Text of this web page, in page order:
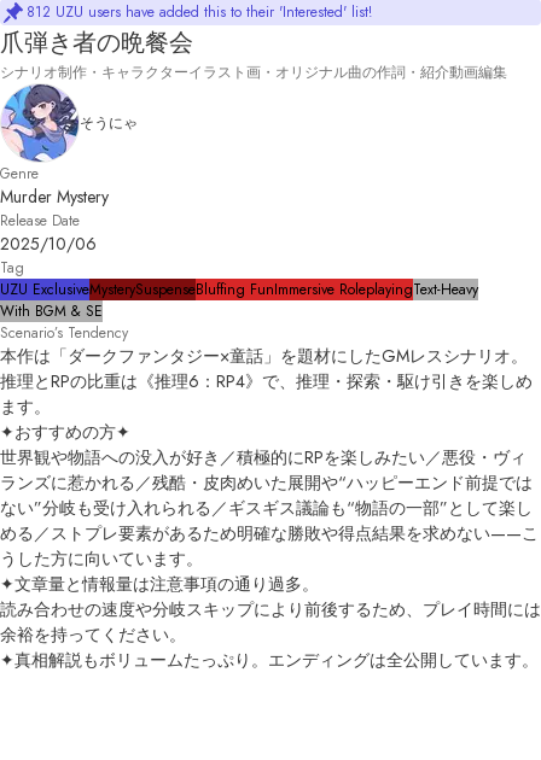
812 UZU users have added this to their 'Interested' list!
爪弾き者の晩餐会
シナリオ制作・キャラクターイラスト画・オリジナル曲の作詞・紹介動画編集
そうにゃ
Genre
Murder Mystery
Release Date
2025/10/06
Tag
UZU ExclusiveMysterySuspenseBluffing FunImmersive RoleplayingText-Heavy
With BGM & SE
Scenario’s Tendency
本作は「ダークファンタジー×童話」を題材にしたGMレスシナリオ。
推理とRPの比重は《推理6：RP4》で、推理・探索・駆け引きを楽しめ
ます。
✦おすすめの方✦
世界観や物語への没入が好き／積極的にRPを楽しみたい／悪役・ヴィ
ランズに惹かれる／残酷・皮肉めいた展開や“ハッピーエンド前提では
ない”分岐も受け入れられる／ギスギス議論も“物語の一部”として楽し
める／ストプレ要素があるため明確な勝敗や得点結果を求めない——こ
うした方に向いています。
✦文章量と情報量は注意事項の通り過多。
読み合わせの速度や分岐スキップにより前後するため、プレイ時間には
余裕を持ってください。
✦真相解説もボリュームたっぷり。エンディングは全公開しています。